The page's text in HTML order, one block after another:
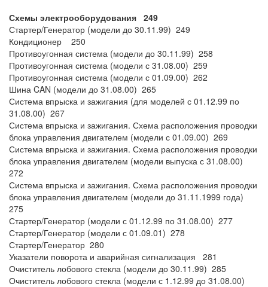
Схемы электрооборудования 249
Стартер/Генератор (модели до 30.11.99) 249
Кондиционер 250
Противоугонная система (модели до 30.11.99) 258
Противоугонная система (модели с 31.08.00) 259
Противоугонная система (модели с 01.09.00) 262
Шина CAN (модели до 31.08.00) 265
Система впрыска и зажигания (для моделей с 01.12.99 по
31.08.00) 267
Система впрыска и зажигания. Схема расположения проводки
блока управления двигателем (модели с 01.09.00) 269
Система впрыска и зажигания. Схема расположения проводки
блока управления двигателем (модели выпуска с 31.08.00)
272
Система впрыска и зажигания. Схема расположения проводки
блока управления двигателем (модели до 31.11.1999 года)
275
Стартер/Генератор (модели с 01.12.99 по 31.08.00) 277
Стартер/Генератор (модели с 01.09.01) 278
Стартер/Генератор 280
Указатели поворота и аварийная сигнализация 281
Очиститель лобового стекла (модели до 30.11.99) 285
Очиститель лобового стекла (модели с 1.12.99 до 31.08.00)